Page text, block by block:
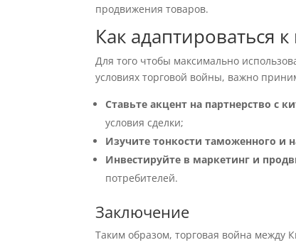
продвижения товаров.
Как адаптироваться
Для того чтобы максимально
условиях торговой войны, важно
Ставьте акцент на партнерство с
условия сделки;
Изучите тонкости таможенного и
Инвестируйте в маркетинг и
потребителей.
Заключение
Таким образом, торговая война между